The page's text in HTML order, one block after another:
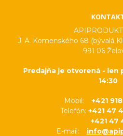
APIPRODUKT
J. A. Komenského 68 (bývalá
991 06
Predajňa je otvorená - len
14:30
Mobil: +421
Telefón: +421 47
+421 47
E-mail: